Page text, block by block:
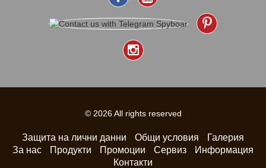
© 2026 All rights reserved
Защита на лични данни Общи условия
Галерия
За нас
Продукти Промоции Сервиз
Информация
Контакти